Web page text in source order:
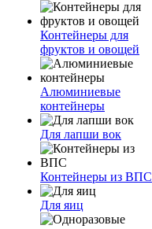
Контейнеры для
фруктов и овощей
Алюминиевые
контейнеры
Для лапши вок
Контейнеры из ВПС
Для яиц